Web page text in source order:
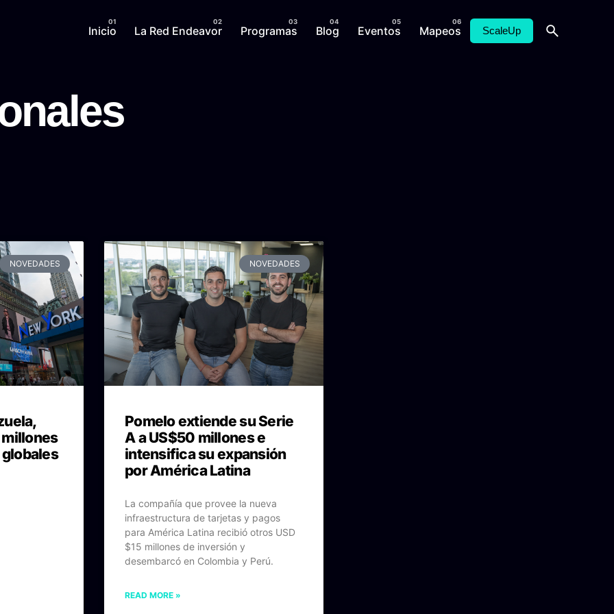
Inicio La Red Endeavor Programas Blog Eventos Mapeos ScaleUp
NOVEDADES
millones
NOVEDADES
Pomelo extiende su Serie
A a US$50 millones e
intensifica su expansión
por América Latina
La compañía que provee la nueva
infraestructura de tarjetas y pagos
para América Latina recibió otros USD
$15 millones de inversión y
desembarcó en Colombia y Perú.
READ MORE »